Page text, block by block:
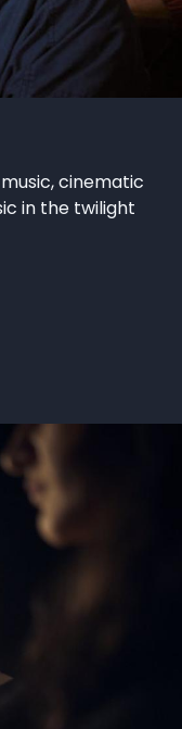
cinematic
in the twilight